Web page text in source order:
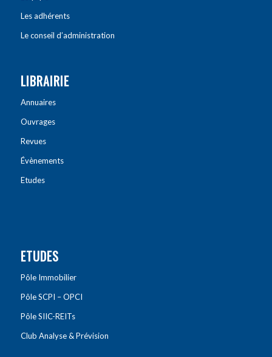
Les adhérents
Le conseil d’administration
LIBRAIRIE
Annuaires
Ouvrages
Revues
Évènements
Etudes
ETUDES
Pôle Immobilier
Pôle SCPI – OPCI
Pôle SIIC-REITs
Club Analyse & Prévision